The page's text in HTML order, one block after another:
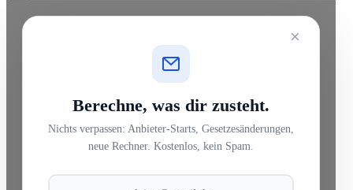
×
Berechne, was dir zusteht.
Nichts verpassen: Anbieter-Starts, Gesetzesänderungen,
neue Rechner. Kostenlos, kein Spam.